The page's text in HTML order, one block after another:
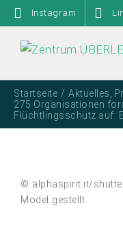
Zum
Inhalt
springen
Instagram
Startseite Aktuelles
275 Organisationen
Flüchtlingsschutz auf:
© alphaspirit.it/
Model gestellt